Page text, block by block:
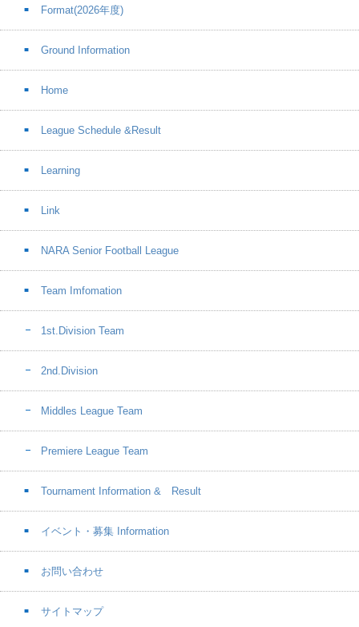
Format(2026年度)
Ground Information
Home
League Schedule &Result
Learning
Link
NARA Senior Football League
Team Imfomation
1st.Division Team
2nd.Division
Middles League Team
Premiere League Team
Tournament Information & Result
イベント・募集 Information
お問い合わせ
サイトマップ